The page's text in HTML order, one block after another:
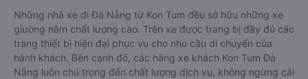
Những nhà xe đi Đà Nẵng từ Kon Tum đều sở hữu những xe
giường nằm chất lượng cao. Trên xe được trang bị đầy đủ các
trang thiết bị hiện đại phục vụ cho nhu cầu di chuyển của
hành khách. Bên cạnh đó, các hãng xe khách Kon Tum Đà
Nẵng luôn chú trọng đến chất lượng dịch vụ, không ngừng cải